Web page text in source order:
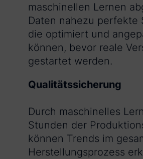
maschinellen Lernen
Daten nahezu perfekte
die optimiert und
können, bevor reale
gestartet werden.
Qualitätssicherung
Durch maschinelles
Stunden der
können Trends im
Herstellungsprozess